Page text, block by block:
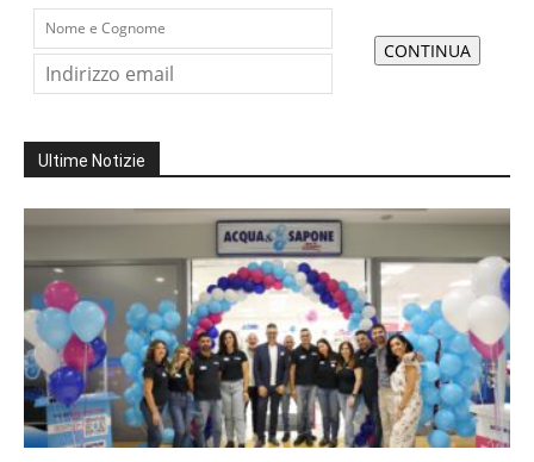
Ultime Notizie